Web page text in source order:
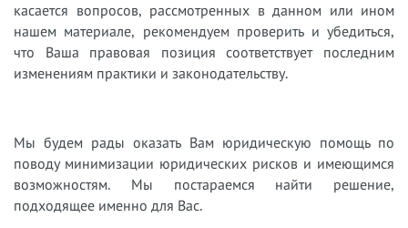
касается вопросов, рассмотренных в данном или ином
нашем материале, рекомендуем проверить и убедиться,
что Ваша правовая позиция соответствует последним
изменениям практики и законодательству.
Мы будем рады оказать Вам юридическую помощь по
поводу минимизации юридических рисков и имеющимся
возможностям. Мы постараемся найти решение,
подходящее именно для Вас.